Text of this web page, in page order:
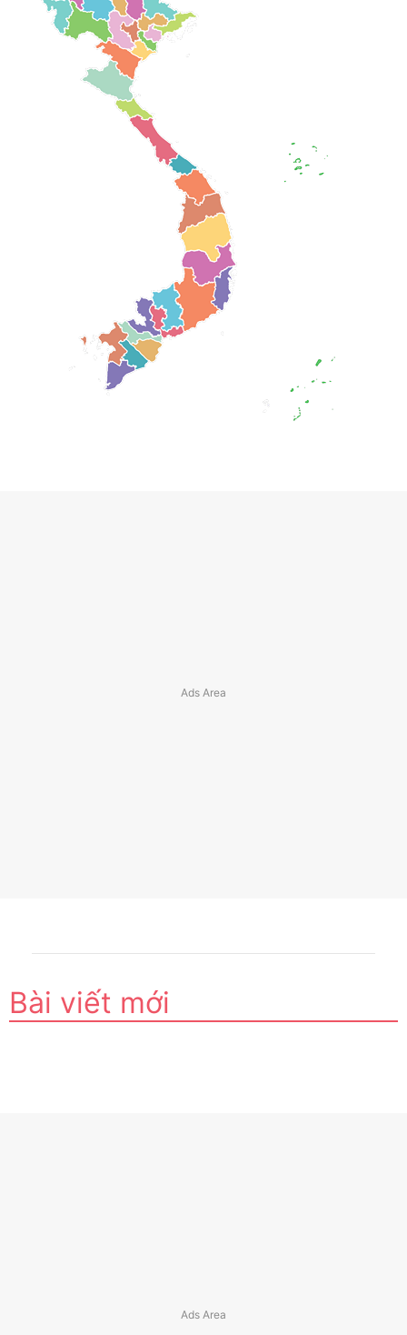
Bài viết mới